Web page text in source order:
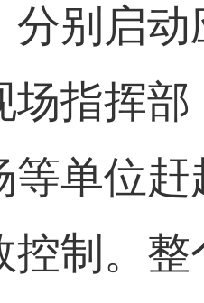
分别启
场指挥
等单位
控制。